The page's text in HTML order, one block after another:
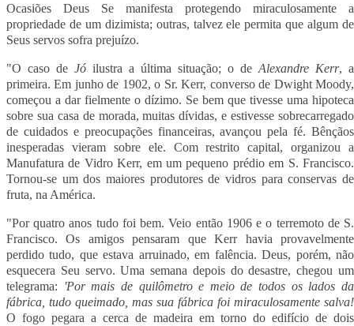
Ocasiões Deus Se manifesta protegendo miraculosamente a
propriedade de um dizimista; outras, talvez ele permita que algum de
Seus servos sofra prejuízo.
"O caso de Jó ilustra a última situação; o de Alexandre Kerr, a
primeira. Em junho de 1902, o Sr. Kerr, converso de DwightMoody,
começou a dar fielmente o dízimo. Se bem que tivesse uma hipoteca
sobre sua casa de morada, muitas dívidas, e estivesse sobrecarregado
de cuidados e preocupações financeiras, avançou pela fé. Bênçãos
inesperadas vieram sobre ele. Com restrito capital, organizou a
Manufatura de Vidro Kerr, em um pequeno prédio em S. Francisco.
Tornou-se um dos maiores produtores de vidros para conservas de
fruta, na América.
"Por quatro anos tudo foi bem. Veio então 1906 e o terremoto de S.
Francisco. Os amigos pensaram que Kerr havia provavelmente
perdido tudo, que estava arruinado, em falência. Deus, porém, não
esquecera Seu servo. Uma semana depois do desastre, chegou um
telegrama:
'Por mais de quilômetro e meio de todos os lados da
fábrica, tudo queimado, mas sua fábrica foi miraculosamente salva!
O fogo pegara a cerca de madeira em torno do edifício de dois